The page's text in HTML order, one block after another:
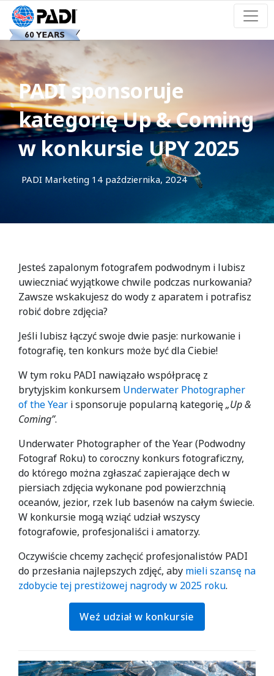
PADI sponsoruje
kategorię Up & Coming
w konkursie UPY 2025
PADI Marketing 14 października, 2024
Jesteś zapalonym fotografem podwodnym i lubisz
uwieczniać wyjątkowe chwile podczas nurkowania?
Zawsze wskakujesz do wody z aparatem i potrafisz
robić dobre zdjęcia?
Jeśli lubisz łączyć swoje dwie pasje: nurkowanie i
fotografię, ten konkurs może być dla Ciebie!
W tym roku PADI nawiązało współpracę z
brytyjskim konkursem Underwater Photographer
of the Year i sponsoruje popularną kategorię„Up &
Coming”.
Underwater Photographer of the Year (Podwodny
Fotograf Roku) to coroczny konkurs fotograficzny,
do którego można zgłaszać zapierające dech w
piersiach zdjęcia wykonane pod powierzchnią
oceanów, jezior, rzek lub basenów na całym świecie.
W konkursie mogą wziąć udział wszyscy
fotografowie, profesjonaliści i amatorzy.
Oczywiście chcemy zachęcić profesjonalistów PADI
do przesłania najlepszych zdjęć, aby mieli szansę na
zdobycie tej prestiżowej nagrody w 2025 roku.
Weź udział w konkursie